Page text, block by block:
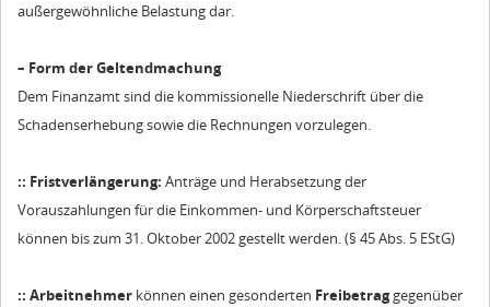
außergewöhnliche Belastung dar.
– Form der Geltendmachung
Dem Finanzamt sind die kommissionelle Niederschrift über die
Schadenserhebung sowie die Rechnungen vorzulegen.
:: Fristverlängerung: Anträge und Herabsetzung der
Vorauszahlungen für die Einkommen- und Körperschaftsteuer
können bis zum 31. Oktober 2002 gestellt werden. (§ 45 Abs. 5 EStG)
:: Arbeitnehmer können einen gesonderten Freibetraggegenüber